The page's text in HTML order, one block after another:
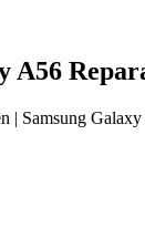
A56
| Samsung